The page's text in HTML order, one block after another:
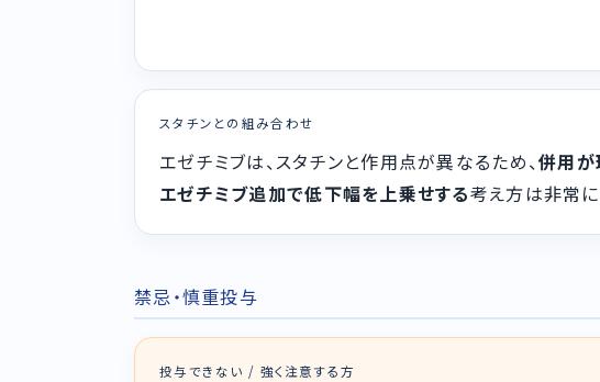
スタチンとの組み合わせ
エゼチミブは、スタチンと作用点が異なるため、併用
エゼチミブ追加で低下幅を上乗せする考え方は非常に
禁忌・慎重投与
投与できない / 強く注意する方